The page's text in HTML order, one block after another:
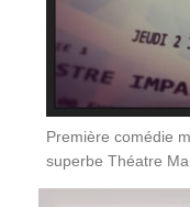
Première comédie
superbe Théatre